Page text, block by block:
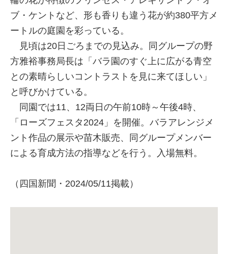
ブ・ケントなど、形も香りも違う花が約380平方メ
ートルの庭園を彩っている。
見頃は20日ごろまでの見込み。同グループの野
方雅裕事務局長は「バラ園のすぐ上に広がる青空
との素晴らしいコントラストを見に来てほしい」
と呼びかけている。
同園では11、12両日の午前10時～午後4時、
「ローズフェスタ2024」を開催。バラアレンジメ
ント作品の展示や苗木販売、同グループメンバー
による育成方法の指導などを行う。入場無料。
（四国新聞・2024/05/11掲載）